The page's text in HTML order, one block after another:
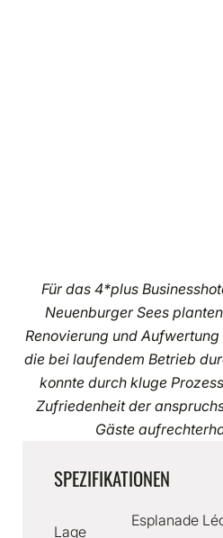
Für das 4*plus
Neuenburger Sees
Renovierung und
die bei laufendem Betrieb
konnte durch kluge
Zufriedenheit der
Gäste
SPEZIFIKATIONEN
Lage
Esplanade